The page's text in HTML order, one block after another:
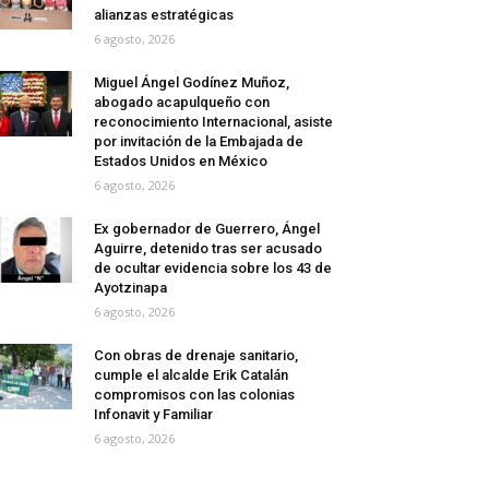
alianzas estratégicas
6 agosto, 2026
Miguel Ángel Godínez Muñoz,
abogado acapulqueño con
reconocimiento Internacional, asiste
por invitación de la Embajada de
Estados Unidos en México
6 agosto, 2026
Ex gobernador de Guerrero, Ángel
Aguirre, detenido tras ser acusado
de ocultar evidencia sobre los 43 de
Ayotzinapa
6 agosto, 2026
Con obras de drenaje sanitario,
cumple el alcalde Erik Catalán
compromisos con las colonias
Infonavit y Familiar
6 agosto, 2026